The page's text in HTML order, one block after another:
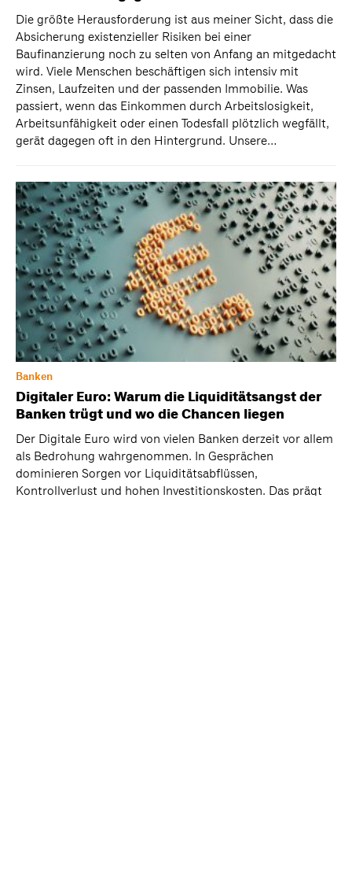
Die größte Herausforderung ist aus meiner Sicht, dass die
Absicherung existenzieller Risiken bei einer
Baufinanzierung noch zu selten von Anfang an mitgedacht
wird. Viele Menschen beschäftigen sich intensiv mit
Zinsen, Laufzeiten und der passenden Immobilie. Was
passiert, wenn das Einkommen durch Arbeitslosigkeit,
Arbeitsunfähigkeit oder einen Todesfall plötzlich wegfällt,
gerät dagegen oft in den Hintergrund. Unsere…
Banken
Digitaler Euro: Warum die Liquiditätsangst der
Banken trügt und wo die Chancen liegen
Der Digitale Euro wird von vielen Banken derzeit vor allem
als Bedrohung wahrgenommen. In Gesprächen
dominieren Sorgen vor Liquiditätsabflüssen,
Kontrollverlust und hohen Investitionskosten. Das prägt